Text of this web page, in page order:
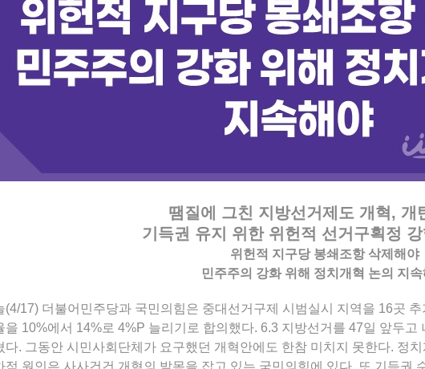
땜질에 그친 지방선거제도 개혁, 개
기득권 유지 위한 위헌적 선거구획정
위헌적 지구당 봉쇄조항 삭제해야
민주주의 강화 위해 정치개혁 논의 지
(4/17) 더불어민주당과 국민의힘은 중대선거구제 시범실시 지역을 16곳
을 10%에서 14%로 4%P 늘리기로 합의했다. 6.3 지방선거를 47일 앞두고
다. 그동안 시민사회단체가 요구했던 개혁안에도 한참 미치지 못한다. 정
적 원인은 사사건건 개혁의 발목을 잡고 있는 국민의힘에 있다. 또 기득권